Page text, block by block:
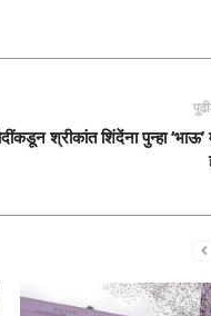
श्रीकांत शिंदेंना पुन्हा ‘भाऊ’